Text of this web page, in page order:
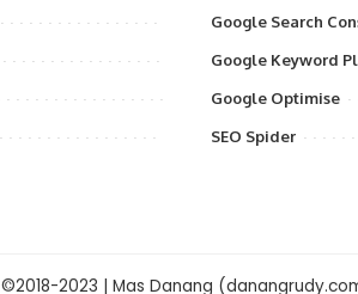
Google Search
Google Keyword
Google Optimise
SEO Spider
©2018-2023 | Mas Danang